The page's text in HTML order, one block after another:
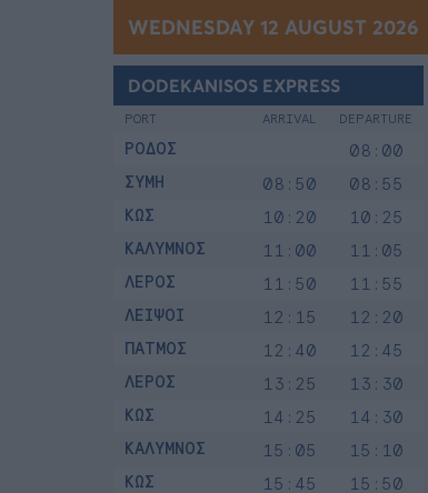
WEDNESDAY 12 AUGUST 2026
DODEKANISOS EXPRESS
PORT ARRIVAL DEPARTURE
ΡΟΔΟΣ
08:00
ΣΥΜΗ
08:50
08:55
ΚΩΣ
10:20
10:25
ΚΑΛΥΜΝΟΣ
11:00
11:05
ΛΕΡΟΣ
11:50
11:55
ΛΕΙΨΟΙ
12:15
12:20
ΠΑΤΜΟΣ
12:40
12:45
ΛΕΡΟΣ
13:25
13:30
ΚΩΣ
14:25
14:30
ΚΑΛΥΜΝΟΣ
15:05
15:10
ΚΩΣ
15:45 15:50